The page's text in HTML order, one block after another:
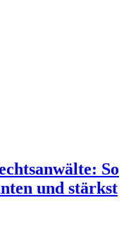
So
und stärkst